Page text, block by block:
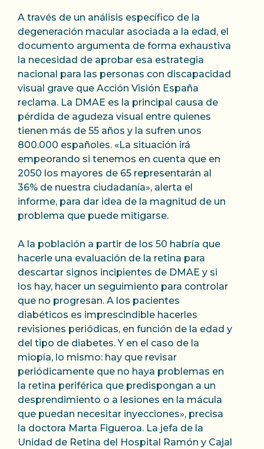
A través de un análisis específico de la
degeneración macular asociada a la edad, el
documento argumenta de forma exhaustiva
la necesidad de aprobar esa estrategia
nacional para las personas con discapacidad
visual grave que Acción Visión España
reclama. La DMAE es la principal causa de
pérdida de agudeza visual entre quienes
tienen más de 55 años y la sufren unos
800.000 españoles. «La situación irá
empeorando si tenemos en cuenta que en
2050 los mayores de 65 representarán al
36% de nuestra ciudadanía», alerta el
informe, para dar idea de la magnitud de un
problema que puede mitigarse.
A la población a partir de los 50 habría que
hacerle una evaluación de la retina para
descartar signos incipientes de DMAE y si
los hay, hacer un seguimiento para controlar
que no progresan. A los pacientes
diabéticos es imprescindible hacerles
revisiones periódicas, en función de la edad y
del tipo de diabetes. Y en el caso de la
miopía, lo mismo: hay que revisar
periódicamente que no haya problemas en
la retina periférica que predispongan a un
desprendimiento o a lesiones en la mácula
que puedan necesitar inyecciones», precisa
la doctora Marta Figueroa. La jefa de la
Unidad de Retina del Hospital Ramón y Cajal